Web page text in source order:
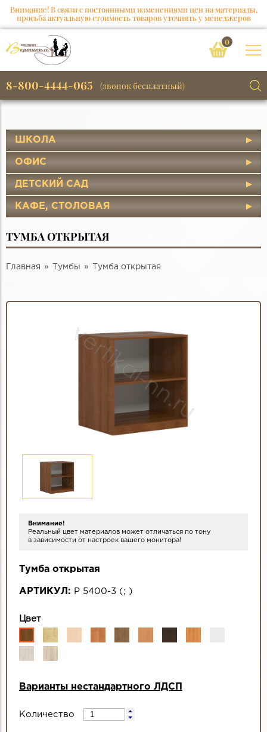
Внимание! В связи с постоянными изменениями цен на материалы,
просьба актуальную стоимость товаров уточнять у менеджеров
0
8-800-4444-065 (звонок бесплатный)
ШКОЛА
ОФИС
ДЕТСКИЙ САД
КАФЕ, СТОЛОВАЯ
ТУМБА ОТКРЫТАЯ
Главная Тумбы Тумба открытая
Внимание!
Реальный цвет материалов может отличаться по тону
в зависимости от настроек вашего монитора!
Тумба открытая
АРТИКУЛ: Р 5400-3 ( ; )
Цвет
Варианты нестандартного ЛДСП
Количество